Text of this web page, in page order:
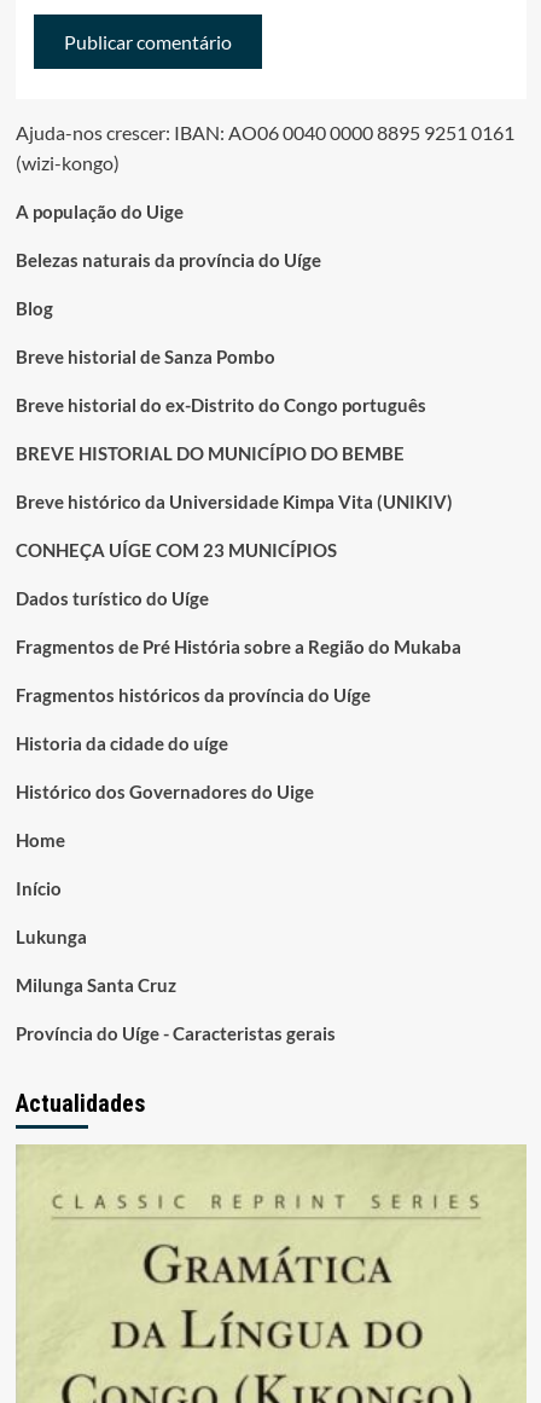
Ajuda-nos crescer: IBAN: AO06 0040 0000 8895 9251 0161
(wizi-kongo)
A população do Uige
Belezas naturais da província do Uíge
Blog
Breve historial de Sanza Pombo
Breve historial do ex-Distrito do Congo português
BREVE HISTORIAL DO MUNICÍPIO DO BEMBE
Breve histórico da Universidade Kimpa Vita (UNIKIV)
CONHEÇA UÍGE COM 23 MUNICÍPIOS
Dados turístico do Uíge
Fragmentos de Pré História sobre a Região do Mukaba
Fragmentos históricos da província do Uíge
Historia da cidade do uíge
Histórico dos Governadores do Uige
Home
Início
Lukunga
Milunga Santa Cruz
Província do Uíge - Caracteristas gerais
Actualidades